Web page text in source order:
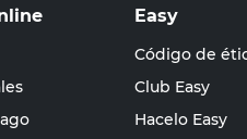
Easy
Código de
Club Easy
Hacelo Easy